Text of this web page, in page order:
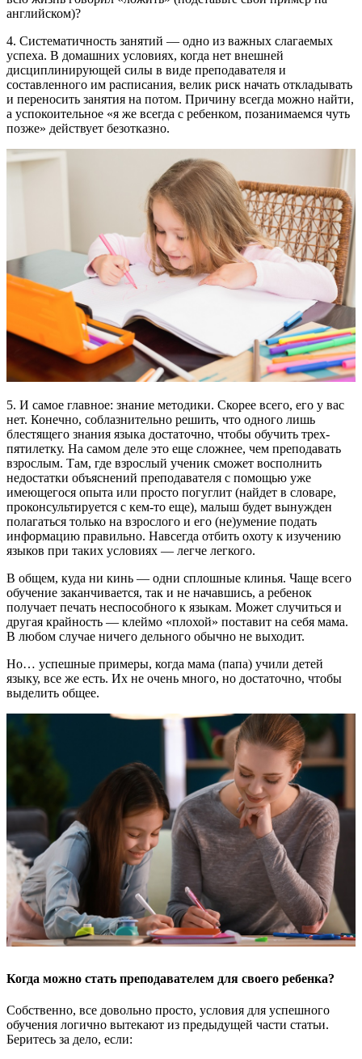
английском)?
4. Систематичность занятий — одно из важных слагаемых
успеха. В домашних условиях, когда нет внешней
дисциплинирующей силы в виде преподавателя и
составленного им расписания, велик риск начать откладывать
и переносить занятия на потом. Причину всегда можно найти,
а успокоительное «я же всегда с ребенком, позанимаемся чуть
позже» действует безотказно.
5. И самое главное: знание методики. Скорее всего, его у вас
нет. Конечно, соблазнительно решить, что одного лишь
блестящего знания языка достаточно, чтобы обучить трех-
пятилетку. На самом деле это еще сложнее, чем преподавать
взрослым. Там, где взрослый ученик сможет восполнить
недостатки объяснений преподавателя с помощью уже
имеющегося опыта или просто погуглит (найдет в словаре,
проконсультируется с кем-то еще), малыш будет вынужден
полагаться только на взрослого и его (не)умение подать
информацию правильно. Навсегда отбить охоту к изучению
языков при таких условиях — легче легкого.
В общем, куда ни кинь — одни сплошные клинья. Чаще всего
обучение заканчивается, так и не начавшись, а ребенок
получает печать неспособного к языкам. Может случиться и
другая крайность — клеймо «плохой» поставит на себя мама.
В любом случае ничего дельного обычно не выходит.
Но… успешные примеры, когда мама (папа) учили детей
языку, все же есть. Их не очень много, но достаточно, чтобы
выделить общее.
Когда можно стать преподавателем для своего ребенка?
Собственно, все довольно просто, условия для успешного
обучения логично вытекают из предыдущей части статьи.
Беритесь за дело, если: